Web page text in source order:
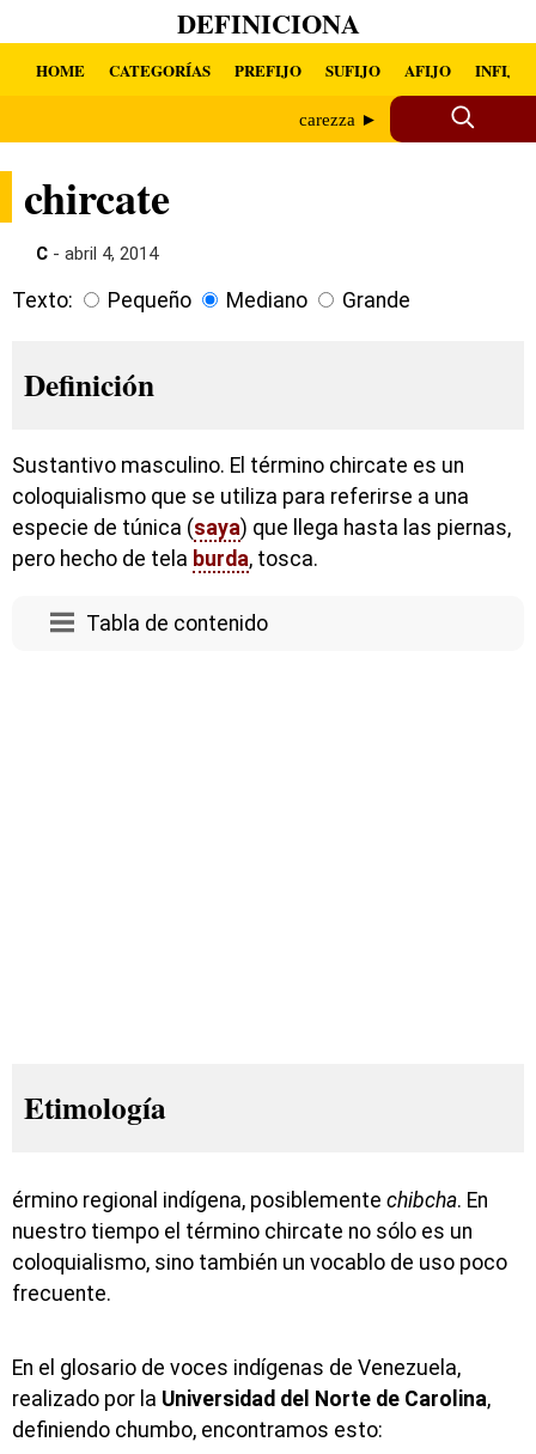
DEFINICIONA
HOME CATEGORÍAS PREFIJO SUFIJO AFIJO INFIJO
carezza ►
chircate
C - abril 4, 2014
Texto: Pequeño Mediano Grande
Definición
Sustantivo masculino. El término chircate es un
coloquialismo que se utiliza para referirse a una
especie de túnica (saya) que llega hasta las piernas,
pero hecho de tela burda, tosca.
Tabla de contenido
Etimología
érmino regional indígena, posiblemente chibcha. En
nuestro tiempo el término chircate no sólo es un
coloquialismo, sino también un vocablo de uso poco
frecuente.
En el glosario de voces indígenas de Venezuela,
realizado por la Universidad del Norte de Carolina,
definiendo chumbo, encontramos esto: